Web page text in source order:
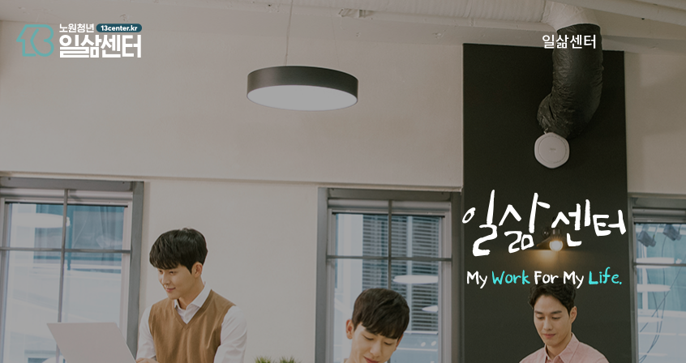
일삶센터
일삶센터
MyWorkFor MyLife.